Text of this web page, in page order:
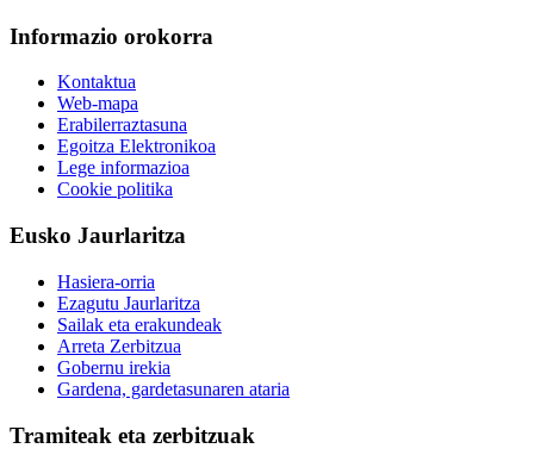
Informazio orokorra
Kontaktua
Web-mapa
Erabilerraztasuna
Egoitza Elektronikoa
Lege informazioa
Cookie politika
Eusko Jaurlaritza
Hasiera-orria
Ezagutu Jaurlaritza
Sailak eta erakundeak
Arreta Zerbitzua
Gobernu irekia
Gardena, gardetasunaren ataria
Tramiteak eta zerbitzuak